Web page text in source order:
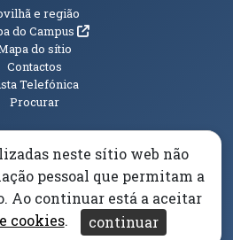
e região
do Campus(abre em nova janela)
do sítio
Contactos
Telefónica
Procurar
Livro Amarelo
Denúncia(abre em nova janela)
neste sítio web não
pessoal que permitam a
Ao continuar está a aceitar
cookies. continuar